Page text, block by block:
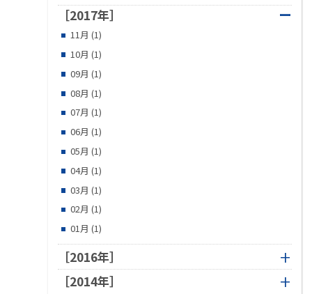
［2017年］ ー
11月 (1)
10月 (1)
09月 (1)
08月 (1)
07月 (1)
06月 (1)
05月 (1)
04月 (1)
03月 (1)
02月 (1)
01月 (1)
［2016年］
［2014年］